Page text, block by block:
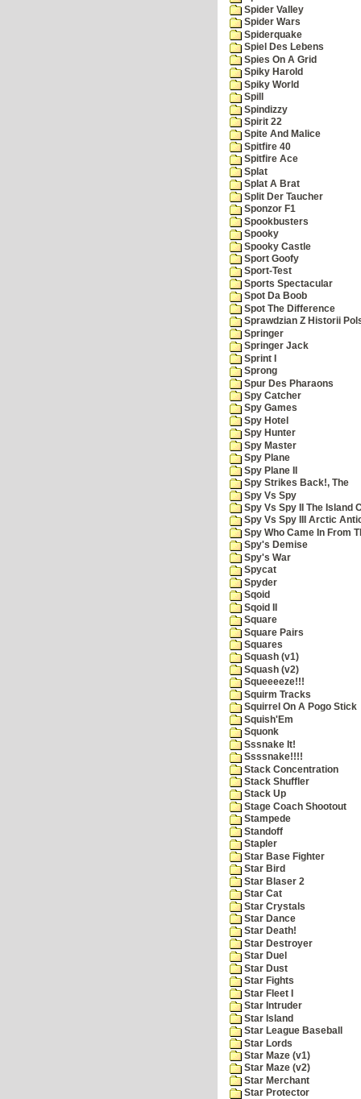
Spider Valley
Spider Wars
Spiderquake
Spiel Des Lebens
Spies On A Grid
Spiky Harold
Spiky World
Spill
Spindizzy
Spirit 22
Spite And Malice
Spitfire 40
Spitfire Ace
Splat
Splat A Brat
Split Der Taucher
Sponzor F1
Spookbusters
Spooky
Spooky Castle
Sport Goofy
Sport-Test
Sports Spectacular
Spot Da Boob
Spot The Difference
Sprawdzian Z Historii
Springer
Springer Jack
Sprint I
Sprong
Spur Des Pharaons
Spy Catcher
Spy Games
Spy Hotel
Spy Hunter
Spy Master
Spy Plane
Spy Plane II
Spy Strikes Back!, The
Spy Vs Spy
Spy Vs Spy II The Island
Spy Vs Spy III Arctic
Spy Who Came In From
Spy's Demise
Spy's War
Spycat
Spyder
Sqoid
Sqoid II
Square
Square Pairs
Squares
Squash (v1)
Squash (v2)
Squeeeeze!!!
Squirm Tracks
Squirrel On A Pogo Stick
Squish'Em
Squonk
Sssnake It!
Ssssnake!!!!
Stack Concentration
Stack Shuffler
Stack Up
Stage Coach Shootout
Stampede
Standoff
Stapler
Star Base Fighter
Star Bird
Star Blaser 2
Star Cat
Star Crystals
Star Dance
Star Death!
Star Destroyer
Star Duel
Star Dust
Star Fights
Star Fleet I
Star Intruder
Star Island
Star League Baseball
Star Lords
Star Maze (v1)
Star Maze (v2)
Star Merchant
Star Protector